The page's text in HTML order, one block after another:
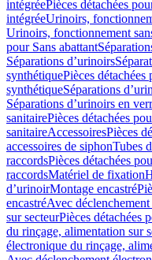
intégréePièces détachées
intégréeUrinoirs,
Urinoirs, fonctionnement
pour Sans abattant
Séparations d’urinoirs
synthétiquePièces
synthétiqueSéparations
Séparations d’urinoirs en
sanitairePièces détachées
sanitaireAccessoiresPièces
accessoires de siphonTubes
raccordsPièces détachées
raccordsMatériel de fixation
dʼurinoirMontage encastré
encastréAvec
sur secteurPièces détachées
du rinçage, alimentation sur
électronique du rinçage,